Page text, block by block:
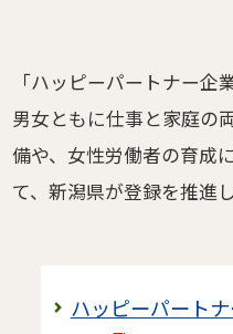
「ハッピーパートナー企
男女ともに仕事と家庭の
備や、女性労働者の育成
て、新潟県が登録を推進
ハッピーパート